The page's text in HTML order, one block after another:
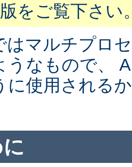
をご覧下さい
はマルチプロ
うなもので、
に使用される